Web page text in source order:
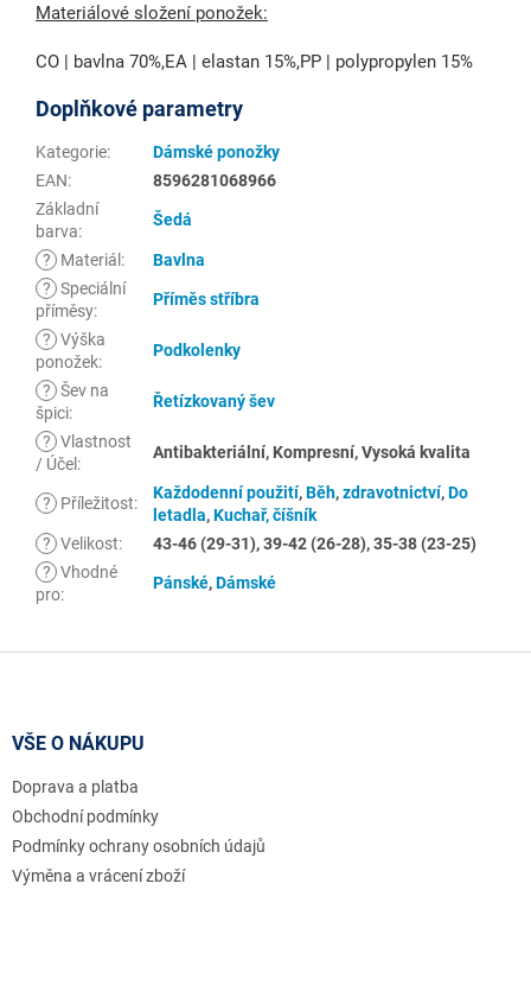
Materiálové složení ponožek:
CO | bavlna 70%,EA | elastan 15%,PP | polypropylen 15%
Doplňkové parametry
Kategorie:
Dámské ponožky
EAN:
8596281068966
Základní
barva:
Šedá
? Materiál :
Bavlna
? Speciální
příměsy:
Příměs stříbra
? Výška
ponožek:
Podkolenky
? Šev na
špici:
Řetízkovaný šev
? Vlastnost
/ Účel :
Antibakteriální, Kompresní, Vysoká kvalita
? Příležitost:
Každodenní použití,Běh,zdravotnictví,Do
letadla,Kuchař, číšník
? Velikost:
43-46 (29-31), 39-42 (26-28), 35-38 (23-25)
? Vhodné
pro:
Pánské,Dámské
VŠE O NÁKUPU
Doprava a platba
Obchodní podmínky
Podmínky ochrany osobních údajů
Výměna a vrácení zboží